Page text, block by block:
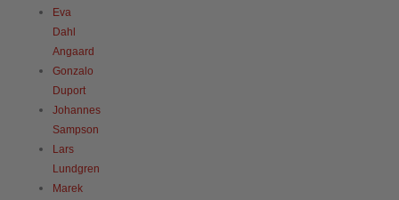
Eva
Dahl
Angaard
Gonzalo
Duport
Johannes
Sampson
Lars
Lundgren
Marek